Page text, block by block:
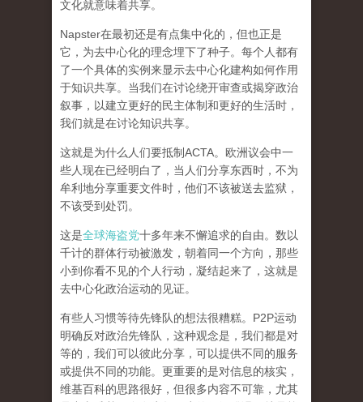
文化就意味着共享。
Napster在最初还是有点集中化的，但也正是
它，为去中心化的理念埋下了种子。每个人都有
了一个具体的实例来显示去中心化建构如何作用
于知识共享。 当我们在讨论绕开审查或揭穿政治
叙事，以建立更好的民主体制和更好的生活时，
我们就是在讨论知识共享。
这就是为什么人们要抵制ACTA。欧洲议会中一
些人现在已经明白了，当人们分享东西时，不为
牟利地分享重要文件时，他们不该被送去监狱，
不该受到处罚。
这是全球海盗党十多年来不懈追求的自由。数以
千计的群体行动被激发，朝着同一个方向，那些
小到你看不见的个人行动，凝结起来了， 这就是
去中心化政治运动的见证。
有些人习惯等待先锋队的想法很糟糕。P2P运动
明确反对政治先锋队，这种观念是，我们都是对
等的，我们可以彼此分享，可以提供不同的服务
或提供不同的功能。更重要的是对信息的核实，
维基百科的思路很好，但很多内容不可靠，尤其